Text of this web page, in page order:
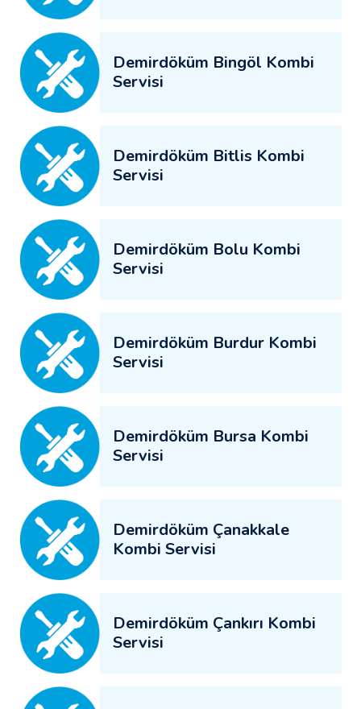
Demirdöküm Bingöl Kombi
Servisi
Demirdöküm Bitlis Kombi
Servisi
Demirdöküm Bolu Kombi
Servisi
Demirdöküm Burdur Kombi
Servisi
Demirdöküm Bursa Kombi
Servisi
Demirdöküm Çanakkale
Kombi Servisi
Demirdöküm Çankırı Kombi
Servisi